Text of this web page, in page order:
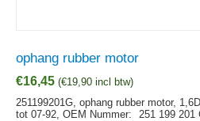
ophang rubber motor
€16,45 (€19,90 incl btw)
251199201G, ophang rubber motor,
tot 07-92, OEM Nummer:
251 199 201